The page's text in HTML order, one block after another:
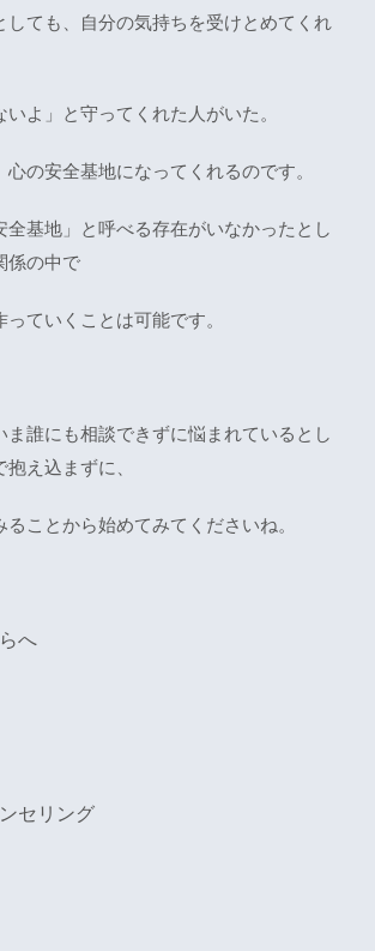
しても、自分の気持ちを受けとめてくれ
いよ」と守ってくれた人がいた。
の安全基地になってくれるのです。
全基地」と呼べる存在がいなかったとし
係の中で
っていくことは可能です。
ま誰にも相談できずに悩まれているとし
え込まずに、
ことから始めてみてくださいね。
へ
セリング